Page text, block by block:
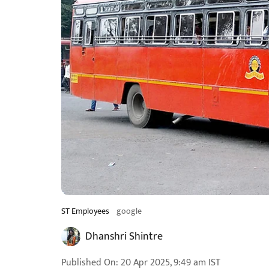
ST Employees google
Dhanshri Shintre
Published On: 20 Apr 2025, 9:49 am IST